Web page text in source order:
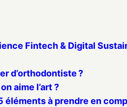
Fintech & Digital
d’orthodontiste ?
aime l’art ?
éléments à prendre en